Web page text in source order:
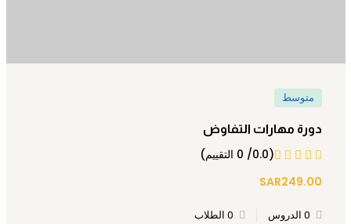
متوسط
دورة مهارات التفاوض
(0.0/ 0 التقييم)
SAR249.00
0 الدروس 0 الطلاب